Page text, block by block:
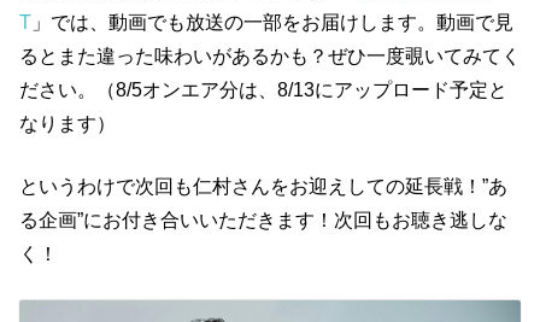
T 」では、動画でも放送の一部をお届けします。動画で見
るとまた違った味わいがあるかも？ぜひ一度覗いてみてく
ださい。（8/5オンエア分は、8/13にアップロード予定と
なります）
というわけで次回も仁村さんをお迎えしての延長戦！”あ
る企画”にお付き合いいただきます！次回もお聴き逃しな
く！